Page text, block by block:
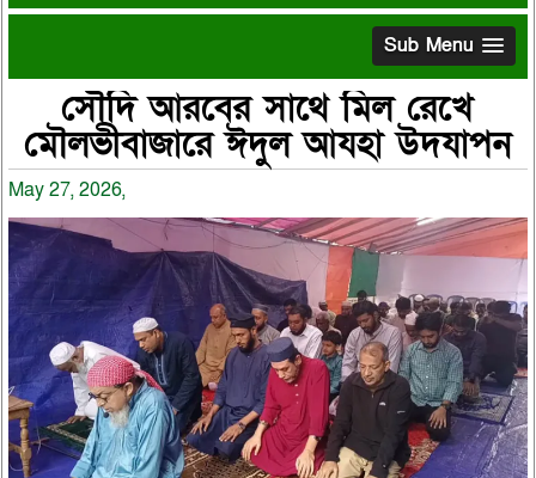
Sub Menu
সৌদি আরবের সাথে মিল রেখে
মৌলভীবাজারে ঈদুল আযহা উদযাপন
May 27, 2026,